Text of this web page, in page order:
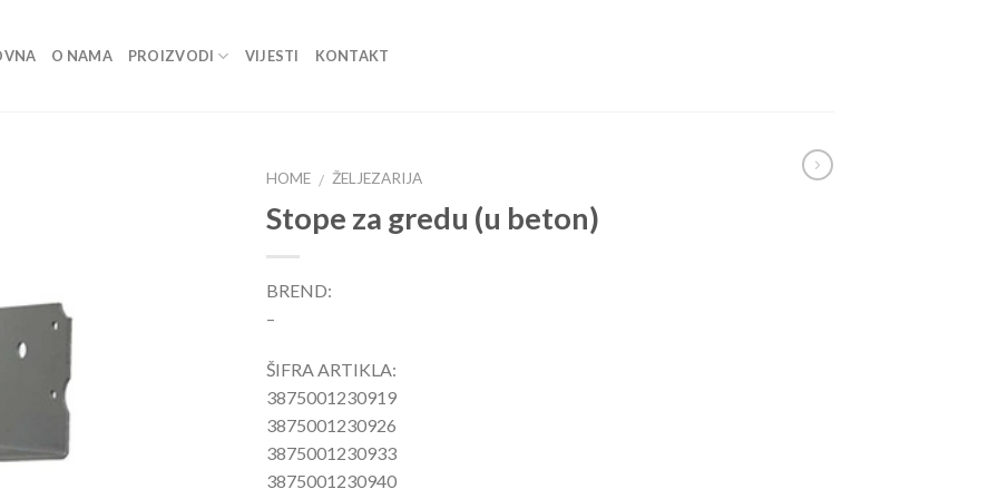
O NAMA PROIZVODI VIJESTI KONTAKT
HOME / ŽELJEZARIJA
Stope za gredu (u beton)
BREND:
–
ŠIFRA ARTIKLA:
3875001230919
3875001230926
3875001230933
3875001230940